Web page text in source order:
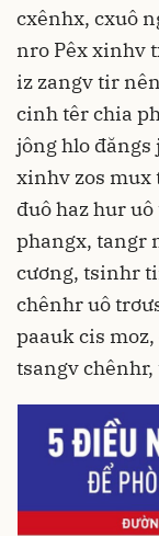
cxênhx, cxuô
nro Pêx xinhv
iz zangv tir
cinh têr chia
jông hlo
xinhv zos mux
đuô haz hur
phangx, tangr
cương, tsinhr
chênhr uô
paauk cis
tsangv chênhr,